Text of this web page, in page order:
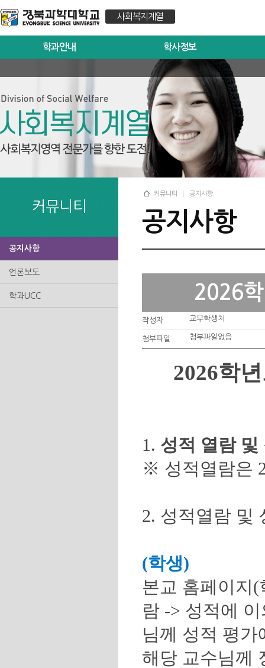
사회복지계열
학과안내 학사정보
커뮤니티
공지사항
언론보도
학과UCC
커뮤니티 공지사항
공지사항
2026학
작성자 교무학생처
첨부파일 첨부파일없음
2026학
1. 성적 열람 및
※ 성적열람은
2. 성적열람 및
(학생)
본교 홈페이지
람 -> 성적에
님께 성적 평
해당 교수님께